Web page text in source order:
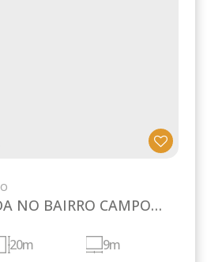
NO BAIRRO CAMPO
20m 9m